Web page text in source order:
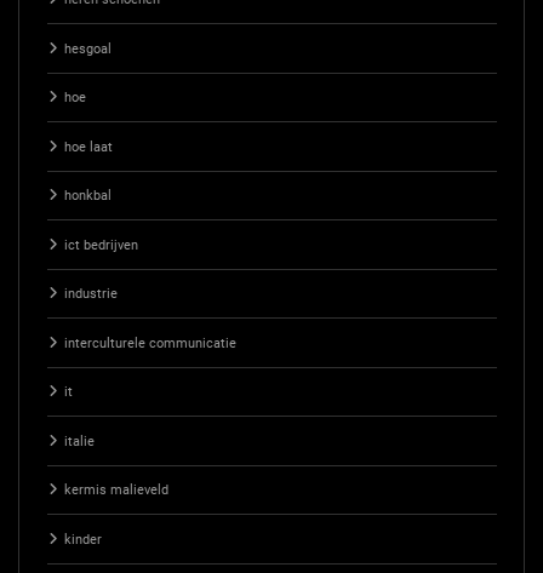
hesgoal
hoe
hoe laat
honkbal
ict bedrijven
industrie
interculturele communicatie
it
italie
kermis malieveld
kinder